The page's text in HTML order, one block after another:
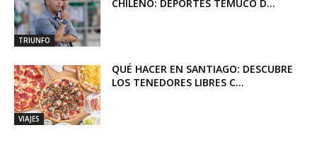
TRIUNFO
CHILENO: DEPORTES TEMUCO D...
VIAJES
QUÉ HACER EN SANTIAGO: DESCUBRE
LOS TENEDORES LIBRES C...